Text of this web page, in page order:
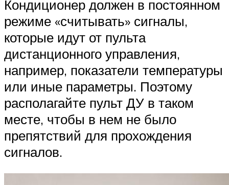
Кондиционер должен в постоянном
режиме «считывать» сигналы,
которые идут от пульта
дистанционного управления,
например, показатели температуры
или иные параметры. Поэтому
располагайте пульт ДУ в таком
месте, чтобы в нем не было
препятствий для прохождения
сигналов.